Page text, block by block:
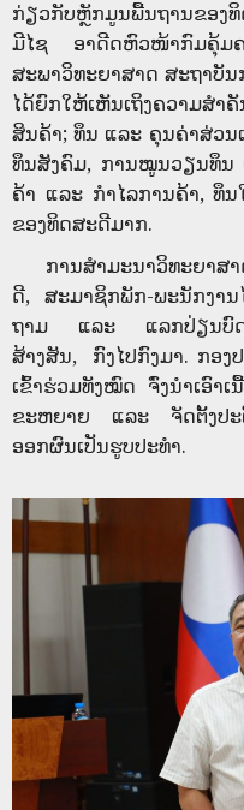
ກ່ຽວກັບຫຼັກມູນພື້ນຖານຂອງ
ມີໄຊ ອາດີດຫົວໜ້າກົມຄຸ້ມຄ
ສະພາວິທະຍາສາດ ສະຖາບັນ
ໄດ້ຍົກໃຫ້ເຫັນເຖິງຄວາມສ
ສິນຄ້າ; ທຶນ ແລະ ຄຸນຄ່າສ່ວນ
ທຶນສັງຄົມ, ການໝູນວຽນທຶນ
ຄ້າ ແລະ ກໍາໄລການຄ້າ, ທຶ
ຂອງທິດສະດີມາກ.
ການສໍາມະນາວິທະຍາສາ
ດີ, ສະມາຊິກພັກ-ພະນັກງາ
ຖາມ ແລະ ແລກປ່ຽນບົດຮ
ສ້າງສັນ, ກົງໄປກົງມາ. ກອງ
ເຂົ້າຮ່ວມທັງໝົດ ຈົ່ງນຳເອົາ
ຂະຫຍາຍ ແລະ ຈັດຕັ້ງປະ
ອອກຜົນເປັນຮູບປະທຳ.